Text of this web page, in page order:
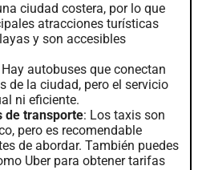
ciudad costera, por lo que
atracciones turísticas
y son accesibles
Hay autobuses que conectan
de la ciudad, pero el servicio
ni eficiente.
de transporte: Los taxis son
pero es recomendable
de abordar. También puedes
Uber para obtener tarifas